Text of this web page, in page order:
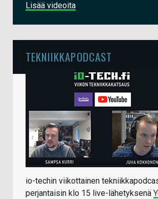
Lisää videoita
TEKNIIKKAPODCAST
io-techin viikottainen
perjantaisin klo 15 live-lähetyksenä